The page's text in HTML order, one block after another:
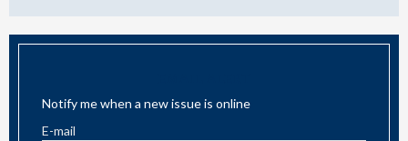
Notify me when a new issue is online